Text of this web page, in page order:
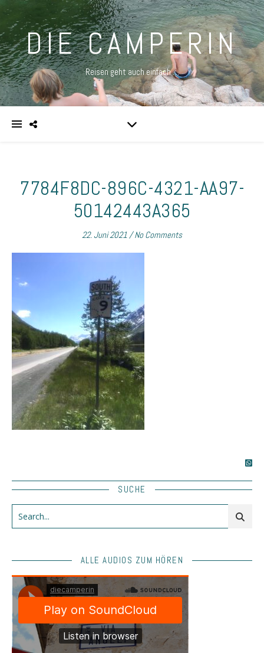
DIE CAMPERIN
Reisen geht auch einfach …
7784F8DC-896C-4321-AA97-
50142443A365
22. Juni 2021/ No Comments
SUCHE
ALLE AUDIOS ZUM HÖREN